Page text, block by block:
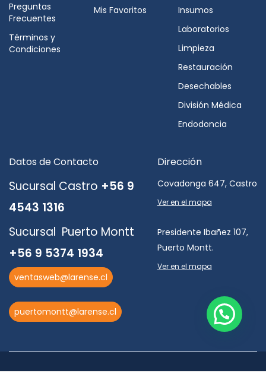
Preguntas
Frecuentes
Términos y
Condiciones
Mis Favoritos
Insumos
Laboratorios
Limpieza
Restauración
Desechables
División Médica
Endodoncia
Datos de Contacto
Sucursal Castro +56 9
4543 1316
Sucursal Puerto Montt
+56 9 5374 1934
ventasweb@larense.cl
puertomontt@larense.cl
Dirección
Covadonga 647, Castro
Ver en el mapa
Presidente Ibañez 107,
Puerto Montt.
Ver en el mapa